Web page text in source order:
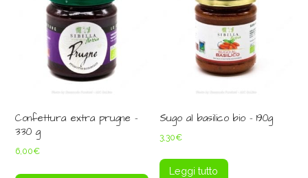
Confettura extra prugne –
330 g
6,00€
Sugo al basilico bio – 190g
3,30€
Leggi tutto